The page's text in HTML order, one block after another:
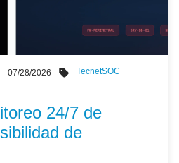
07/28/2026 TecnetSOC
24/7 de
de